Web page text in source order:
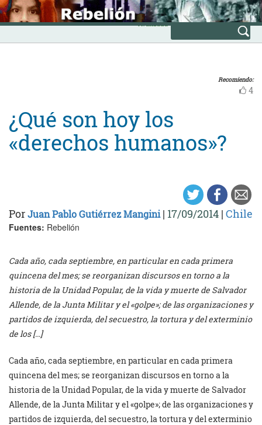
Skip
to
content
INICIO
Avanzada
Recomiendo:
4
¿Qué son hoy los
«derechos humanos»?
PorJuan Pablo Gutiérrez Mangini| 17/09/2014 | Chile
Fuentes: Rebelión
Cada año, cada septiembre, en particular en cada primera
quincena del mes; se reorganizan discursos en torno a la
historia de la Unidad Popular, de la vida y muerte de Salvador
Allende, de la Junta Militar y el «golpe»; de las organizaciones y
partidos de izquierda, del secuestro, la tortura y del exterminio
de los […]
Cada año, cada septiembre, en particular en cada primera
quincena del mes; se reorganizan discursos en torno a la
historia de la Unidad Popular, de la vida y muerte de Salvador
Allende, de la Junta Militar y el «golpe»; de las organizaciones y
partidos de izquierda, del secuestro, la tortura y del exterminio